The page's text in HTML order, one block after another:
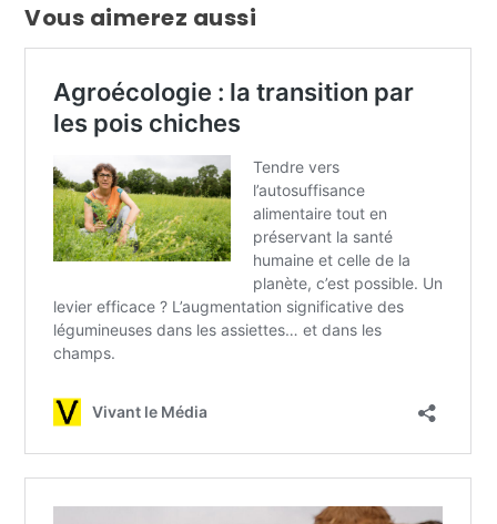
Vous aimerez aussi